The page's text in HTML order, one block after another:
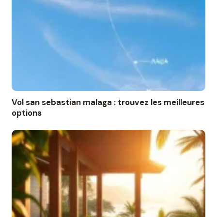
Vol san sebastian malaga : trouvez les meilleures
options